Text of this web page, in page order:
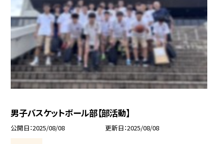
男子バスケットボール部【部活動】
公開日 2025/08/08 更新日 2025/08/08